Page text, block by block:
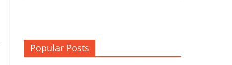
Popular Posts